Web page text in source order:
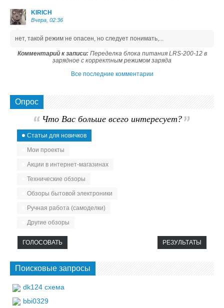
KIRICH
Вчера, 02:36
нет, такой режим не опасен, но следует понимать,...
Комментарий к записи:Переделка блока питания LRS-200-12 в
зарядное с корректным режимом заряда
Все последние комментарии
Опрос
Что Вас больше всего интересует?
Статьи для новичков
Мои проекты
Акции в интернет-магазинах
Технические обзоры
Обзоры бытовой электроники
Ручная работа (самоделки)
Другие обзоры
ГОЛОСОВАТЬ РЕЗУЛЬТАТЫ
Поисковые запросы
dk124 схема
bbi0329